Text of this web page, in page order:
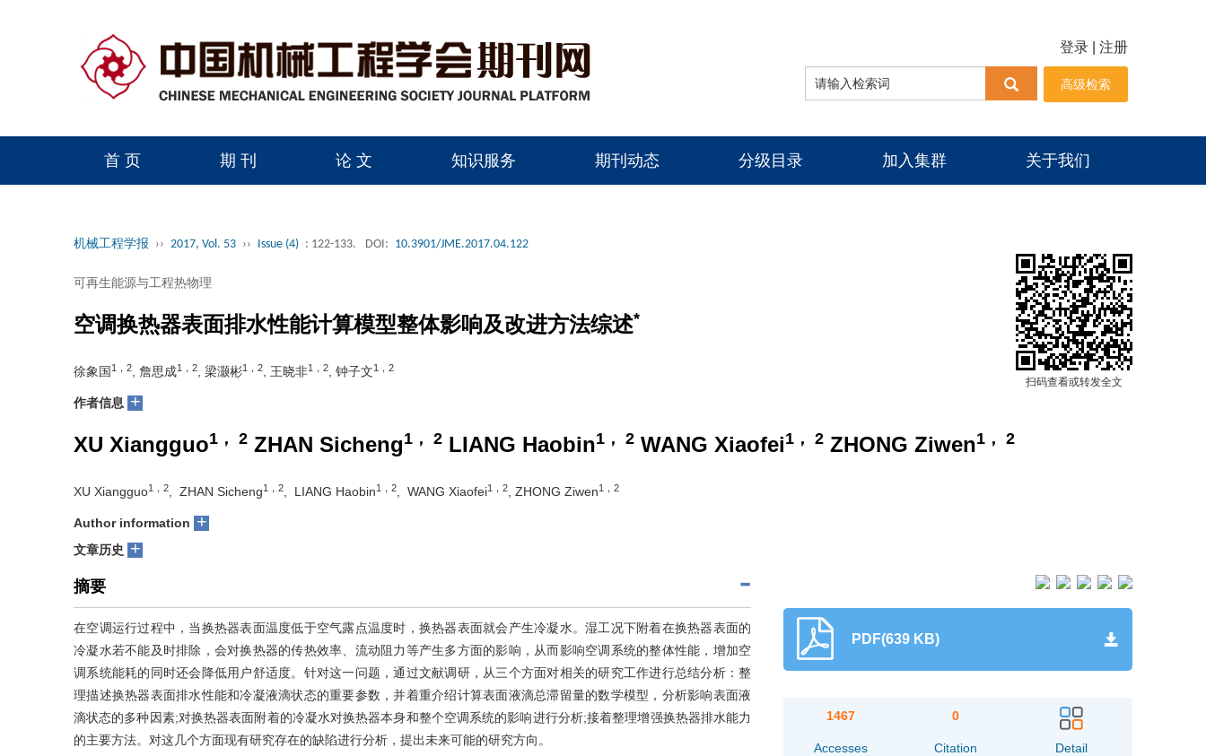
登录 注册
高级检索
首 页 期 刊 论 文 知识服务 期刊动态 分级目录 加入集群 关于我们
机械工程学报 ›› 2017, Vol. 53 ›› Issue (4) : 122-133. DOI: 10.3901/JME.2017.04.122
扫码查看或转发全文
可再生能源与工程热物理
空调换热器表面排水性能计算模型整体影响及改进方法综述*
徐象国 1，2 , 詹思成1，2 , 梁灏彬1，2 , 王晓非1，2 , 钟子文1，2
作者信息 +
XU Xiangguo1， 2 ZHAN Sicheng1， 2 LIANG Haobin1， 2 WANG Xiaofei1， 2 ZHONG Ziwen1， 2
XU Xiangguo1，2 , ZHAN Sicheng1，2 , LIANG Haobin1，2 , WANG Xiaofei1，2 , ZHONG Ziwen1，2
Author information +
文章历史 +
摘要
在空调运行过程中，当换热器表面温度低于空气露点温度时，换热器表面就会产生冷凝水。湿工况下附着在换热器表面的
冷凝水若不能及时排除，会对换热器的传热效率、流动阻力等产生多方面的影响，从而影响空调系统的整体性能，增加空
调系统能耗的同时还会降低用户舒适度。针对这一问题，通过文献调研，从三个方面对相关的研究工作进行总结分析：整
理描述换热器表面排水性能和冷凝液滴状态的重要参数，并着重介绍计算表面液滴总滞留量的数学模型，分析影响表面液
滴状态的多种因素;对换热器表面附着的冷凝水对换热器本身和整个空调系统的影响进行分析;接着整理增强换热器排水能力
的主要方法。对这几个方面现有研究存在的缺陷进行分析，提出未来可能的研究方向。
PDF(639 KB)
1467
Accesses
0
Citation Detail